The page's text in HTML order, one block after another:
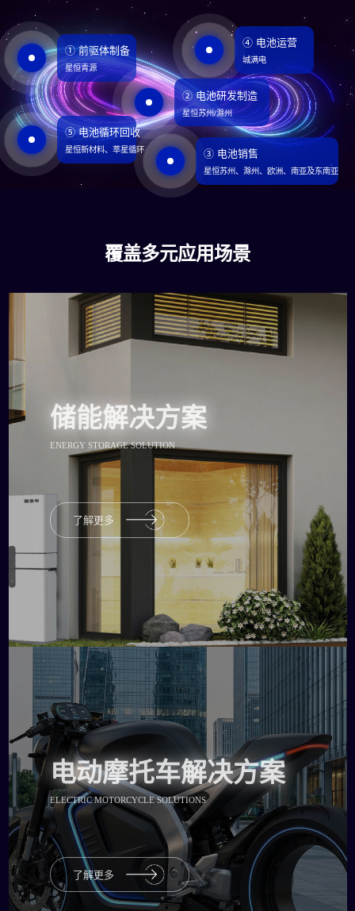
① 前驱体制备
星恒青源
④ 电池运营
城满电
③ 电池销售
星恒苏州、滁州、欧洲、南亚及东南亚
② 电池研发制造
星恒苏州/滁州
⑤ 电池循环回收
星恒新材料、萃星循环
覆盖多元应用场景
储能解决方案
ENERGY STORAGE SOLUTION
了解更多
电动摩托车解决方案
ELECTRIC MOTORCYCLE SOLUTIONS
了解更多